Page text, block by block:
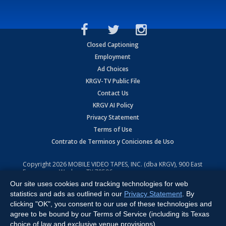
Closed Captioning
Employment
Ad Choices
KRGV-TV Public File
Contact Us
KRGV AI Policy
Privacy Statement
Terms of Use
Contrato de Terminos y Coniciones de Uso
Copyright2026 MOBILE VIDEO TAPES, INC. (dba KRGV), 900 East
Expressway, Weslaco, TX 78596.
All Rights Reserved. Powered by:Ruby Shore Software
Our site uses cookies and tracking technologies for web
statistics and ads as outlined in our Privacy Statement . By
clicking "OK", you consent to our use of these technologies and
agree to be bound by our Terms of Service (including its Texas
choice of law and exclusive venue provisions).